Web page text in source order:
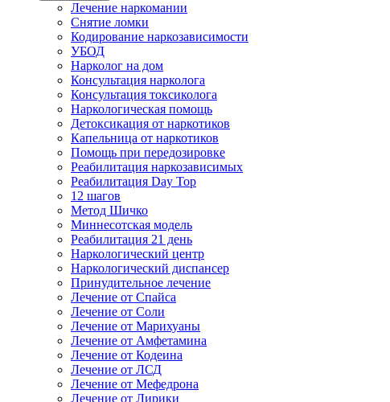
Лечение наркомании
Снятие ломки
Кодирование наркозависимости
УБОД
Нарколог на дом
Консультация нарколога
Консультация токсиколога
Наркологическая помощь
Детоксикация от наркотиков
Капельница от наркотиков
Помощь при передозировке
Реабилитация наркозависимых
Реабилитация Day Top
12 шагов
Метод Шичко
Миннесотская модель
Реабилитация 21 день
Наркологический центр
Наркологический диспансер
Принудительное лечение
Лечение от Спайса
Лечение от Соли
Лечение от Марихуаны
Лечение от Амфетамина
Лечение от Кодеина
Лечение от ЛСД
Лечение от Мефедрона
Лечение от Лирики